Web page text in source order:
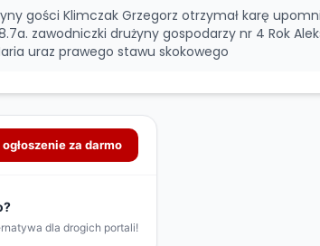
gości Klimczak Grzegorz otrzymał karę
zawodniczki drużyny gospodarzy nr 4 Rok
uraz prawego stawu skokowego